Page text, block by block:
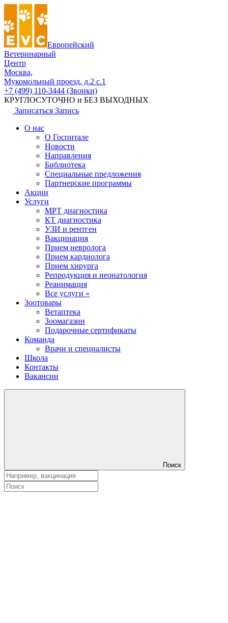
Европейский
Ветеринарный
Центр
Москва,
Мукомольный проезд, д.2 с.1
+7 (499) 110-3444 (Звонки)
КРУГЛОСУТОЧНО и БЕЗ ВЫХОДНЫХ
Записаться Запись
О нас
О Госпитале
Новости
Направления
Библиотека
Специальные предложения
Партнерские программы
Акции
Услуги
МРТ диагностика
КТ диагностика
УЗИ и рентген
Вакцинация
Прием невролога
Прием кардиолога
Прием хирурга
Репродукция и неонатология
Реанимация
Все услуги »
Зоотовары
Ветаптека
Зоомагазин
Подарочные сертификаты
Команда
Врачи и специалисты
Школа
Контакты
Вакансии
Поиск